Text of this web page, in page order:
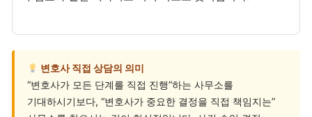
변호사 직접 상담의 의미
“변호사가 모든 단계를 직접 진행”하는 사무소를
기대하시기보다, “변호사가 중요한 결정을 직접 책임지는”